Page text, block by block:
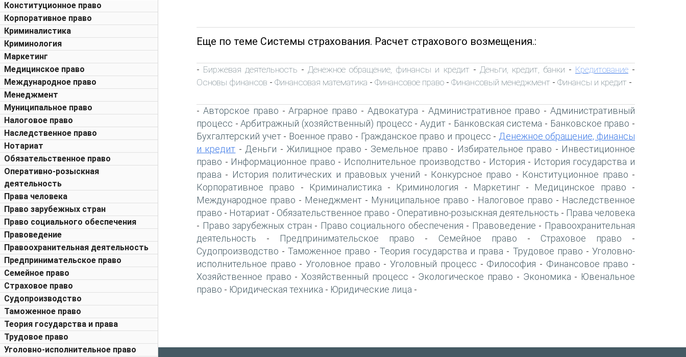
Конституционное право
Корпоративное право
Криминалистика
Криминология
Маркетинг
Медицинское право
Международное право
Менеджмент
Муниципальное право
Налоговое право
Наследственное право
Нотариат
Обязательственное право
Оперативно-розыскная
деятельность
Права человека
Право зарубежных стран
Право социального обеспечения
Правоведение
Правоохранительная деятельность
Предпринимательское право
Семейное право
Страховое право
Судопроизводство
Таможенное право
Теория государства и права
Трудовое право
Уголовно-исполнительное право
Еще по теме Системы страхования. Расчет страхового возмещения.:
- Биржевая деятельность - Денежное обращение, финансы и кредит - Деньги, кредит, банки - Кредитование -
Основы финансов - Финансовая математика - Финансовое право - Финансовый менеджмент - Финансы и кредит -
- Авторское право -Аграрное право - Адвокатура - Административное право -Административный
процесс -Арбитражный (хозяйственный) процесс -Аудит - Банковская система - Банковское право -
Бухгалтерский учет- Военное право - Гражданское право и процесс - Денежное обращение, финансы
и кредит - Деньги - Жилищное право - Земельное право - Избирательное право - Инвестиционное
право - Информационное право - Исполнительное производство - История - История государства и
права - История политических и правовых учений - Конкурсное право - Конституционное право -
Корпоративное право - Криминалистика - Криминология - Маркетинг- Медицинское право -
Международное право - Менеджмент - Муниципальное право - Налоговое право - Наследственное
право - Нотариат - Обязательственное право - Оперативно-розыскная деятельность - Права человека
- Право зарубежных стран - Право социального обеспечения - Правоведение - Правоохранительная
деятельность - Предпринимательское право - Семейное право - Страховое право -
Судопроизводство -Таможенное право - Теория государства и права - Трудовое право -Уголовно-
исполнительное право -Уголовное право -Уголовный процесс - Философия - Финансовое право -
Хозяйственное право - Хозяйственный процесс - Экологическое право - Экономика - Ювенальное
право - Юридическая техника - Юридические лица -